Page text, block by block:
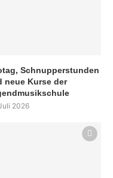
Schnupperstunden
neue Kurse der
2026